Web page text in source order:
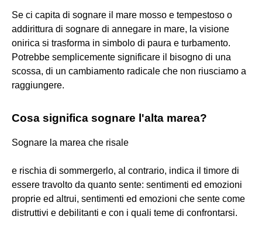
Se ci capita di sognare il mare mosso e tempestoso o
addirittura di sognare di annegare in mare, la visione
onirica si trasforma in simbolo di paura e turbamento.
Potrebbe semplicemente significare il bisogno di una
scossa, di un cambiamento radicale che non riusciamo a
raggiungere.
Cosa significa sognare l'alta marea?
Sognare la marea che risale
e rischia di sommergerlo, al contrario, indica il timore di
essere travolto da quanto sente: sentimenti ed emozioni
proprie ed altrui, sentimenti ed emozioni che sente come
distruttivi e debilitanti e con i quali teme di confrontarsi.